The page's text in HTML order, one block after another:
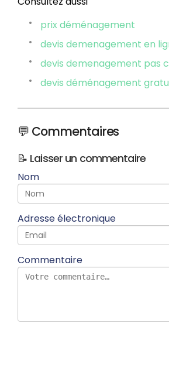
prix déménagement
devis demenagement en
devis demenagement pas
devis déménagement
💬 Commentaires
📝 Laisser un commentaire
Nom
Adresse électronique
Commentaire